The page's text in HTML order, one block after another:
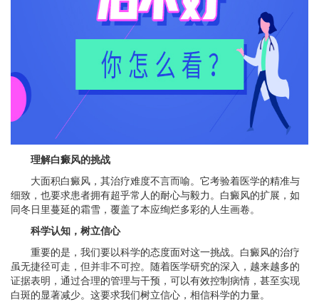
理解白癜风的挑战
大面积白癜风，其治疗难度不言而喻。它考验着医学的精准与
细致，也要求患者拥有超乎常人的耐心与毅力。白癜风的扩展，如
同冬日里蔓延的霜雪，覆盖了本应绚烂多彩的人生画卷。
科学认知，树立信心
重要的是，我们要以科学的态度面对这一挑战。白癜风的治疗
虽无捷径可走，但并非不可控。随着医学研究的深入，越来越多的
证据表明，通过合理的管理与干预，可以有效控制病情，甚至实现
白斑的显著减少。这要求我们树立信心，相信科学的力量。